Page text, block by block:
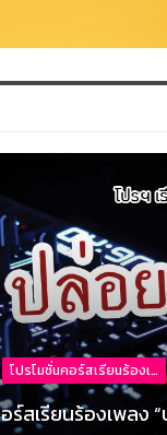
โปรโมชั่นคอร์สเรียนร้องเพลง
ร์สเรียนร้องเพลง